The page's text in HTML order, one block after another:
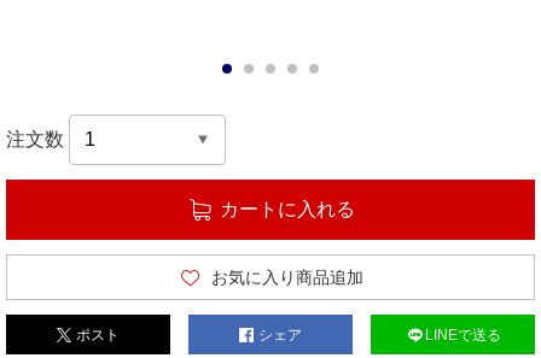
注文数
カートに入れる
お気に入り商品追加
ポスト シェア LINEで送る